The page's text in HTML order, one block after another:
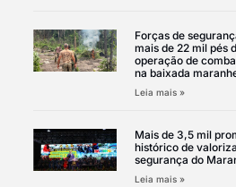
Forças de
mais de 22 mil pés
operação de
na baixada
Leia mais »
Mais de 3,5 mil
histórico de
segurança do
Leia mais »